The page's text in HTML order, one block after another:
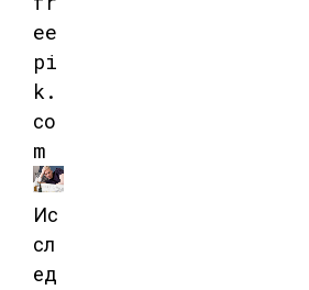
ee
pi
k.
co
m
Ис
сл
ед